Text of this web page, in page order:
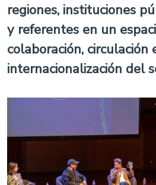
regiones, instituciones
y referentes en un
colaboración, circulación
internacionalización del